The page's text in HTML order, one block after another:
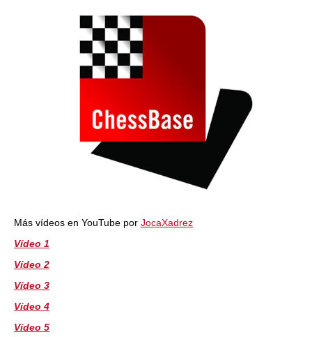
Más vídeos en YouTube por JocaXadrez
Vídeo 1
Vídeo 2
Vídeo 3
Vídeo 4
Vídeo 5